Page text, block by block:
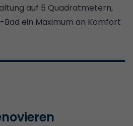
auf 5 Quadratmetern,
Bad ein Maximum an Komfort